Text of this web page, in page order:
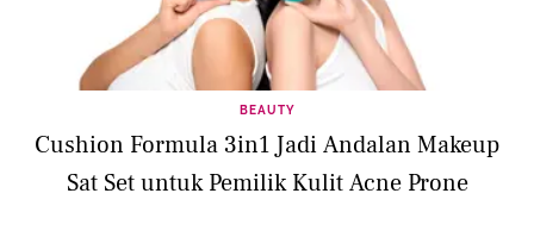
BEAUTY
Cushion Formula 3in1 Jadi Andalan Makeup
Sat Set untuk Pemilik Kulit Acne Prone